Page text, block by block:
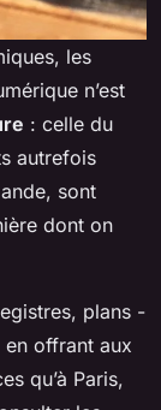
les
n’est
: celle du
autrefois
sont
dont on
plans -
en offrant aux
qu’à Paris,